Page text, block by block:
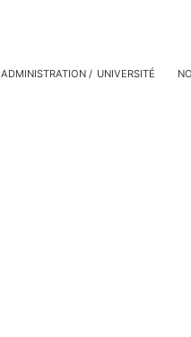
ADMINISTRATION UNIVERSITÉ